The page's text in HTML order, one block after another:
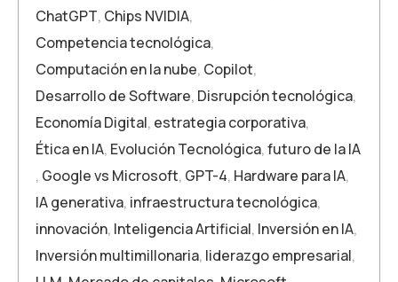
ChatGPT, Chips NVIDIA,
Competencia tecnológica,
Computación en la nube, Copilot,
Desarrollo de Software, Disrupción tecnológica,
Economía Digital, estrategia corporativa,
Ética en IA, Evolución Tecnológica,futuro de la IA
, Google vs Microsoft, GPT-4, Hardware para IA,
IA generativa, infraestructura tecnológica,
innovación, Inteligencia Artificial, Inversión en IA,
Inversión multimillonaria, liderazgo empresarial,